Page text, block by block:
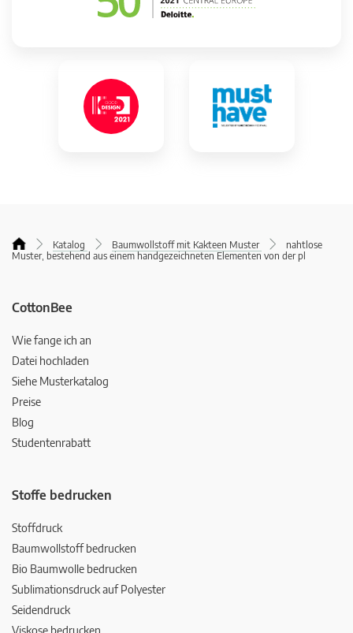
Katalog Baumwollstoff mit Kakteen Muster
nahtlose
Muster, bestehend aus einem handgezeichneten Elementen von der pl
CottonBee
Wie fange ich an
Datei hochladen
Siehe Musterkatalog
Preise
Blog
Studentenrabatt
Stoffe bedrucken
Stoffdruck
Baumwollstoff bedrucken
Bio Baumwolle bedrucken
Sublimationsdruck auf Polyester
Seidendruck